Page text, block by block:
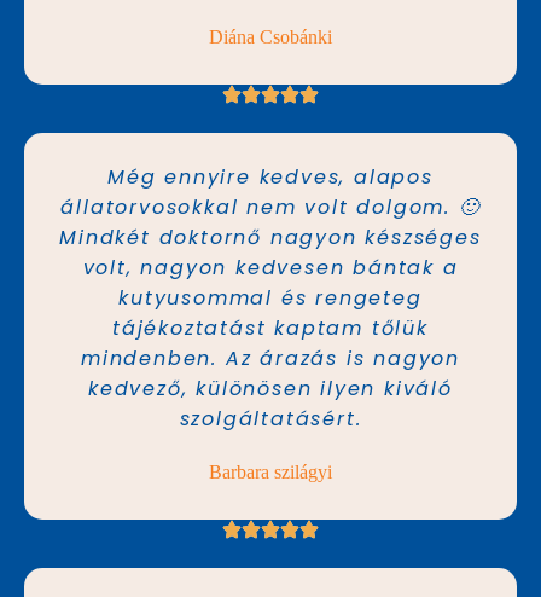
Diána Csobánki
Még ennyire kedves, alapos
állatorvosokkal nem volt dolgom. 🙂
Mindkét doktornő nagyon készséges
volt, nagyon kedvesen bántak a
kutyusommal és rengeteg
tájékoztatást kaptam tőlük
mindenben. Az árazás is nagyon
kedvező, különösen ilyen kiváló
szolgáltatásért.
Barbara szilágyi